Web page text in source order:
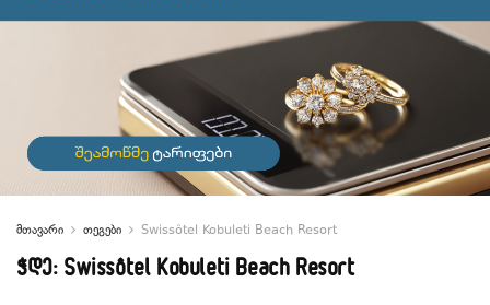
მთავარი თეგები Swissôtel Kobuleti Beach Resort
ჭდე: Swissôtel Kobuleti Beach Resort